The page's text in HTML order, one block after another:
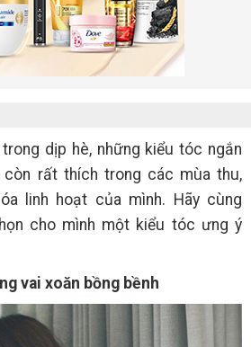
dịp hè, những kiểu tóc ngắn
còn rất thích trong các mùa thu,
linh hoạt của mình. Hãy cùng
cho mình một kiểu tóc ưng ý
vai xoăn bồng bềnh